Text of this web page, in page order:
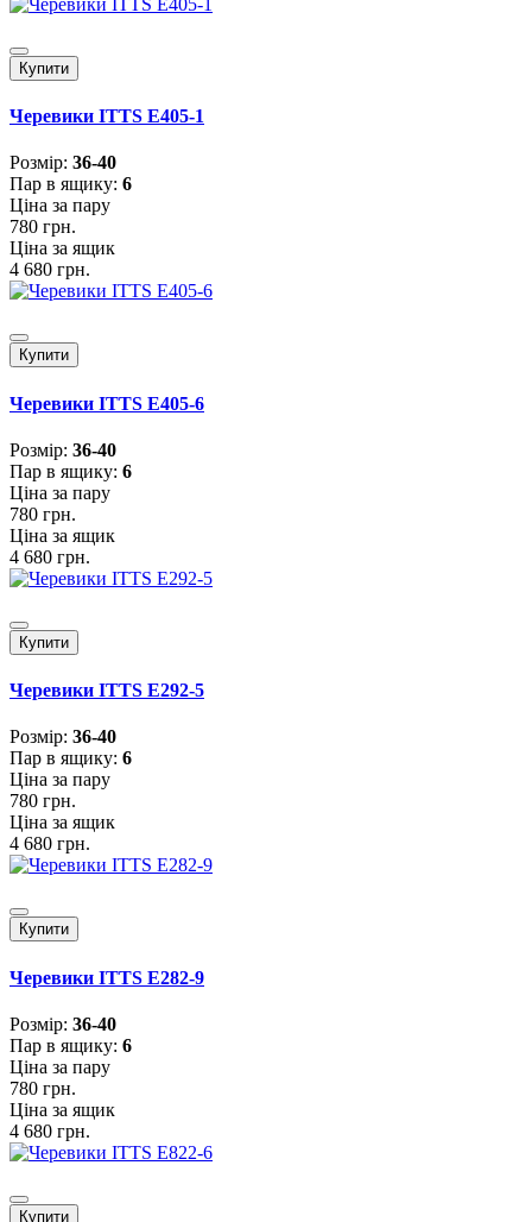
Купити
Черевики ITTS E405-1
Розмiр: 36-40
Пар в ящику: 6
Ціна за пару
780 грн.
Ціна за ящик
4 680 грн.
Купити
Черевики ITTS E405-6
Розмiр: 36-40
Пар в ящику: 6
Ціна за пару
780 грн.
Ціна за ящик
4 680 грн.
Купити
Черевики ITTS E292-5
Розмiр: 36-40
Пар в ящику: 6
Ціна за пару
780 грн.
Ціна за ящик
4 680 грн.
Купити
Черевики ITTS E282-9
Розмiр: 36-40
Пар в ящику: 6
Ціна за пару
780 грн.
Ціна за ящик
4 680 грн.
Купити